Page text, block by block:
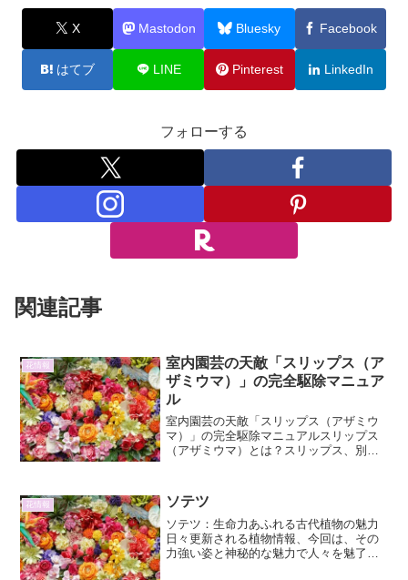
X Mastodon Bluesky Facebook
はてブ LINE Pinterest LinkedIn
フォローする
関連記事
花情報
室内園芸の天敵「スリップス（ア
ザミウマ）」の完全駆除マニュア
ル
室内園芸の天敵「スリップス（アザミウ
マ）」の完全駆除マニュアルスリップス
（アザミウマ）とは？スリップス、別名
し、その小さな体からは想像もつかない
ほどの被害を室内園芸にもた...
花情報 ソテツ
ソテツ：生命力あふれる古代植物の魅力
日々更新される植物情報、今回は、その
力強い姿と神秘的な魅力で人々を魅了す